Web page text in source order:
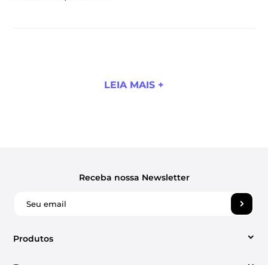
LEIA MAIS +
Produtos
Receba nossa Newsletter